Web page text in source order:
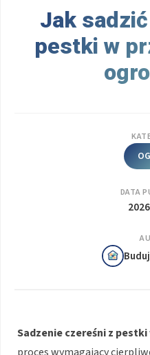
Jak
pestki w
DATA
Sadzenie czereśni z pestki